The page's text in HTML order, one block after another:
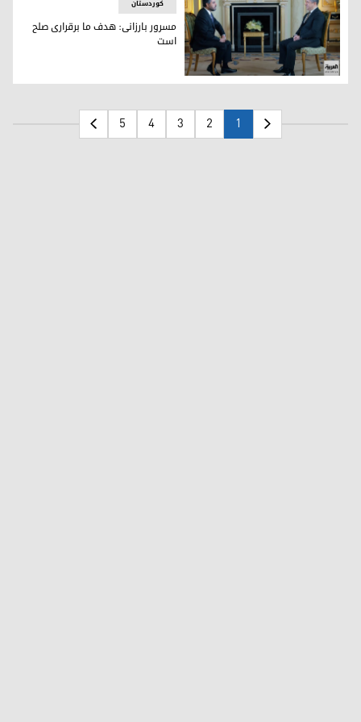
مسرور بارزانی، نخست وزیر اقلیم کوردستان در هنگام مصاحبه با مجری شبکه العربیه،
کوردستان
مسرور بارزانی: هدف ما برقراری صلح
است
1
2
3
4
5